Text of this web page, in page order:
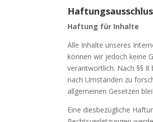
Haftung für Inhalte
Alle Inhalte unseres
können wir jedoch keine
verantwortlich. Nach §§
nach Umständen zu
allgemeinen Gesetzen
Eine diesbezügliche